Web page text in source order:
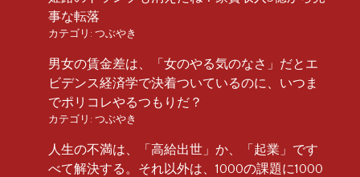
事な転落
カテゴリ: つぶやき
男女の賃金差は、「女のやる気のなさ」だとエ
ビデンス経済学で決着ついているのに、いつま
でポリコレやるつもりだ？
カテゴリ: つぶやき
人生の不満は、「高給出世」か、「起業」です
べて解決する。それ以外は、1000の課題に1000